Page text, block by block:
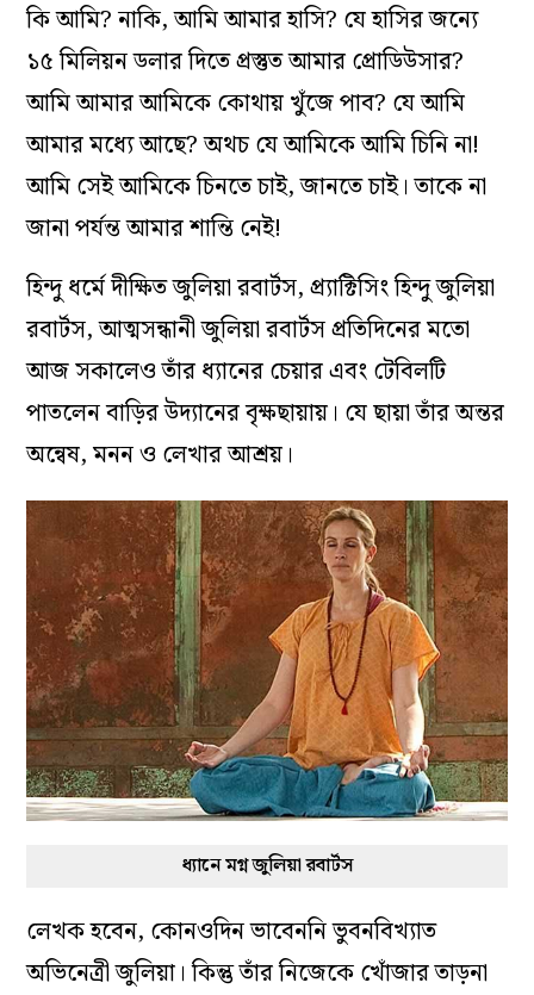
কি আমি? নাকি, আমি আমার হাসি? যে হাসির জন্যে
১৫ মিলিয়ন ডলার দিতে প্রস্তুত আমার প্রোডিউসার?
আমি আমার আমিকে কোথায় খুঁজে পাব? যে আমি
আমার মধ্যে আছে? অথচ যে আমিকে আমি চিনি না!
আমি সেই আমিকে চিনতে চাই, জানতে চাই। তাকে না
জানা পর্যন্ত আমার শান্তি নেই!
হিন্দু ধর্মে দীক্ষিত জুলিয়া রবার্টস, প্র্যাক্টিসিং হিন্দু জুলিয়া
রবার্টস, আত্মসন্ধানী জুলিয়া রবার্টস প্রতিদিনের মতো
আজ সকালেও তাঁর ধ্যানের চেয়ার এবং টেবিলটি
পাতলেন বাড়ির উদ্যানের বৃক্ষছায়ায়। যে ছায়া তাঁর অন্তর
অন্বেষ, মনন ও লেখার আশ্রয়।
ধ্যানে মগ্ন জুলিয়া রবার্টস
লেখক হবেন, কোনওদিন ভাবেননি ভুবনবিখ্যাত
অভিনেত্রী জুলিয়া। কিন্তু তাঁর নিজেকে খোঁজার তাড়না